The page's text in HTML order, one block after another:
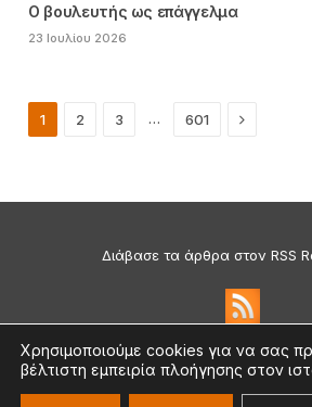
Ο βουλευτής ως επάγγελμα
23 Ιουλίου 2026
1 2 3 … 601 Next
Διάβασε τα άρθρα στον RSS
Πολιτική Απορρήτου &
©2026 medium.gr | Designed &
Χρησιμοποιούμε cookies για να σας
βέλτιστη εμπειρία πλοήγησης στον